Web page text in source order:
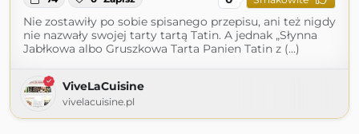
Nie zostawiły po sobie spisanego przepisu, ani też nigdy
nie nazwały swojej tarty tartą Tatin. A jednak „Słynna
Jabłkowa albo Gruszkowa Tarta Panien Tatin z (...)
ViveLaCuisine
vivelacuisine.pl